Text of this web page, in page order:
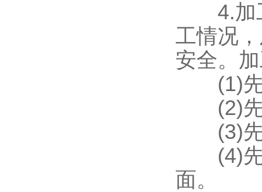
4.加工
工情况
安全。
(1)先
(2)先
(3)先
(4)先
面。